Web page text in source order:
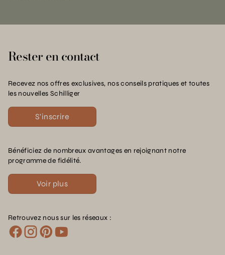
Rester en contact
Recevez nos offres exclusives, nos conseils pratiques et toutes
les nouvelles Schilliger
S'inscrire
Bénéficiez de nombreux avantages en rejoignant notre
programme de fidélité.
Voir plus
Retrouvez nous sur les réseaux :